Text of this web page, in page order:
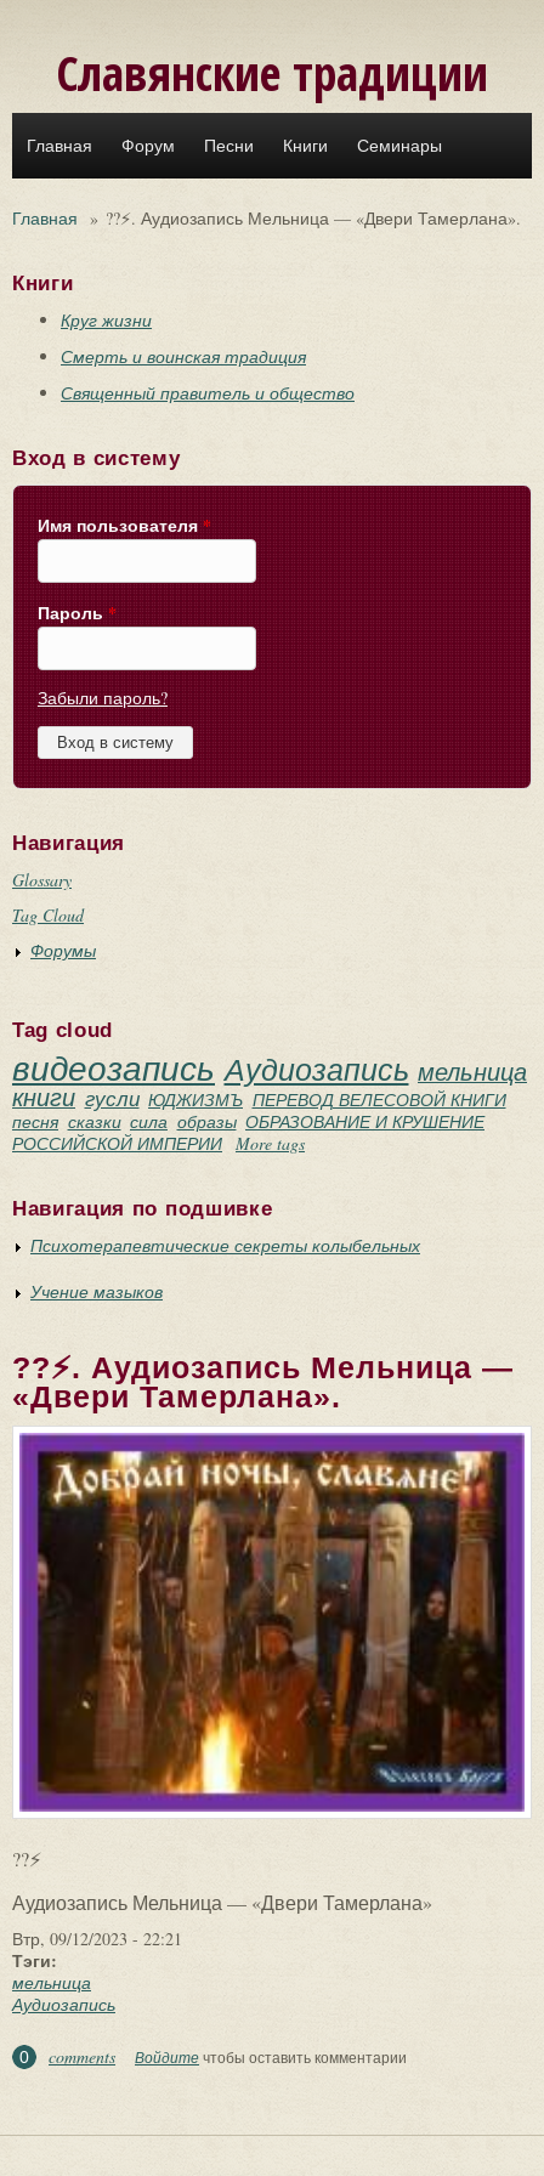
Славянские традиции
Главная Форум Песни Книги Семинары
Главная » ??⚡. Аудиозапись Мельница — «Двери Тамерлана».
Книги
Круг жизни
Смерть и воинская традиция
Священный правитель и общество
Вход в систему
Имя пользователя *
Пароль *
Забыли пароль?
Навигация
Glossary
Tag Cloud
Форумы
Tag cloud
видеозапись Аудиозапись мельница
книги гусли ЮДЖИЗМЪ ПЕРЕВОД ВЕЛЕСОВОЙ КНИГИ
песня сказки сила образы ОБРАЗОВАНИЕ И КРУШЕНИЕ
РОССИЙСКОЙ ИМПЕРИИ More tags
Навигация по подшивке
Психотерапевтические секреты колыбельных
Учение мазыков
??⚡. Аудиозапись Мельница —
«Двери Тамерлана».
??⚡
Аудиозапись Мельница — «Двери Тамерлана»
Втр, 09/12/2023 - 22:21
Тэги:
мельница
Аудиозапись
0 comments Войдитечтобы оставить комментарии